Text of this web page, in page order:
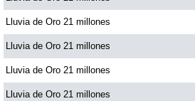
Lluvia de Oro 21 millones
Lluvia de Oro 21 millones
Lluvia de Oro 21 millones
Lluvia de Oro 21 millones